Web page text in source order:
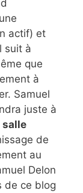
actif) et
suit à
que
à
Samuel
juste à
salle
de
au
Delon
de ce blog